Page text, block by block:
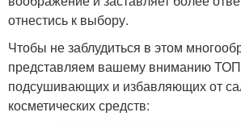
отнестись к выбору.
Чтобы не заблудиться в этом
представляем вашему вниманию
подсушивающих и избавляющих от
косметических средств: